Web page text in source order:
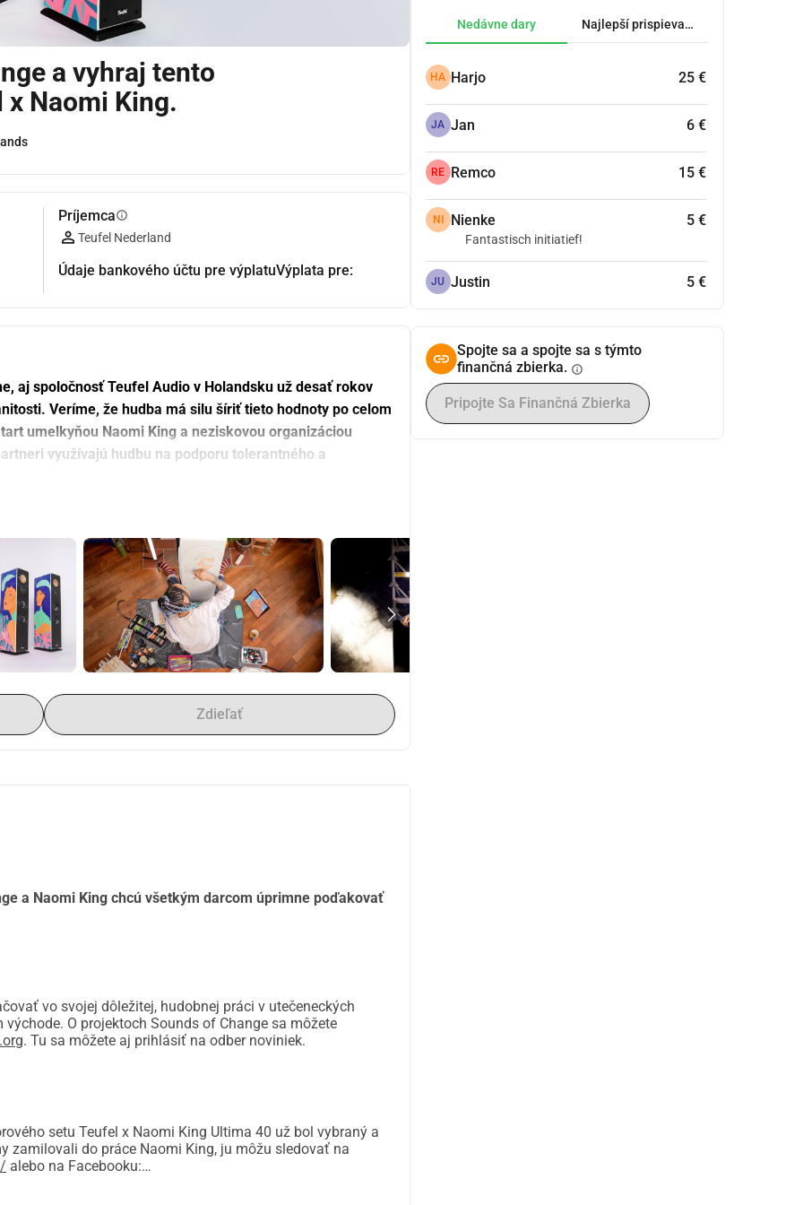
a vyhraj tento
Naomi King.
Príjemcainfo
Teufel Nederland
Údaje bankového účtu pre výplatuVýplata pre:
aj spoločnosť Teufel Audio v Holandsku už desať rokov
Veríme, že hudba má silu šíriť tieto hodnoty po celom
umelkyňou Naomi King a neziskovou organizáciou
využívajú hudbu na podporu tolerantného a
setov. Výsledkom je Teufel x Naomi King Ultima 40. Tento
účastníkmi tejto zbierky. Každý, kto medzi 31. májom a 9.
darovacieho formulára, má šancu mať tieto úplne
ktorá sa od roku 2017 snaží posilniť zraniteľných ľudí a
aktívna v utečeneckých táboroch na Blízkom východe.
projektov podporujú spoluprácu a kreativitu, ktoré
a ceruzkové kresby vo svojom charakteristickom,
e-mailovú adresu, ak sa chcete zapojiť do súťaže o
(anonymné dary sú samozrejme vítané, ale nebudú
Zdieľať
a Naomi King chcú všetkým darcom úprimne poďakovať
vo svojej dôležitej, hudobnej práci v utečeneckých
O projektoch Sounds of Change sa môžete
. Tu sa môžete aj prihlásiť na odber noviniek.
setu Teufel x Naomi King Ultima 40 už bol vybraný a
zamilovali do práce Naomi King, ju môžu sledovať na
alebo na Facebooku:
Nedávne dary Najlepší prispievatelia.
HA Harjo 25 €
JA Jan 6 €
RE Remco 15 €
NI Nienke 5 €
Fantastisch initiatief!
JU Justin 5 €
Spojte sa a spojte sa s týmto
finančná zbierka. info
Pripojte Sa Finančná Zbierka